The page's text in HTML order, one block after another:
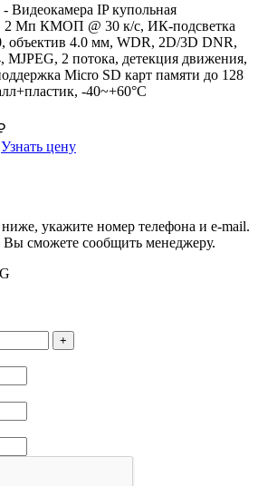
- Видеокамера IP купольная
2 Мп КМОП @ 30 к/с, ИК-подсветка
объектив 4.0 мм, WDR, 2D/3D DNR,
MJPEG, 2 потока, детекция движения,
Micro SD карт памяти до 128
-40~+60°C
Узнать цену
укажите номер телефона и e-mail.
сможете сообщить менеджеру.
+